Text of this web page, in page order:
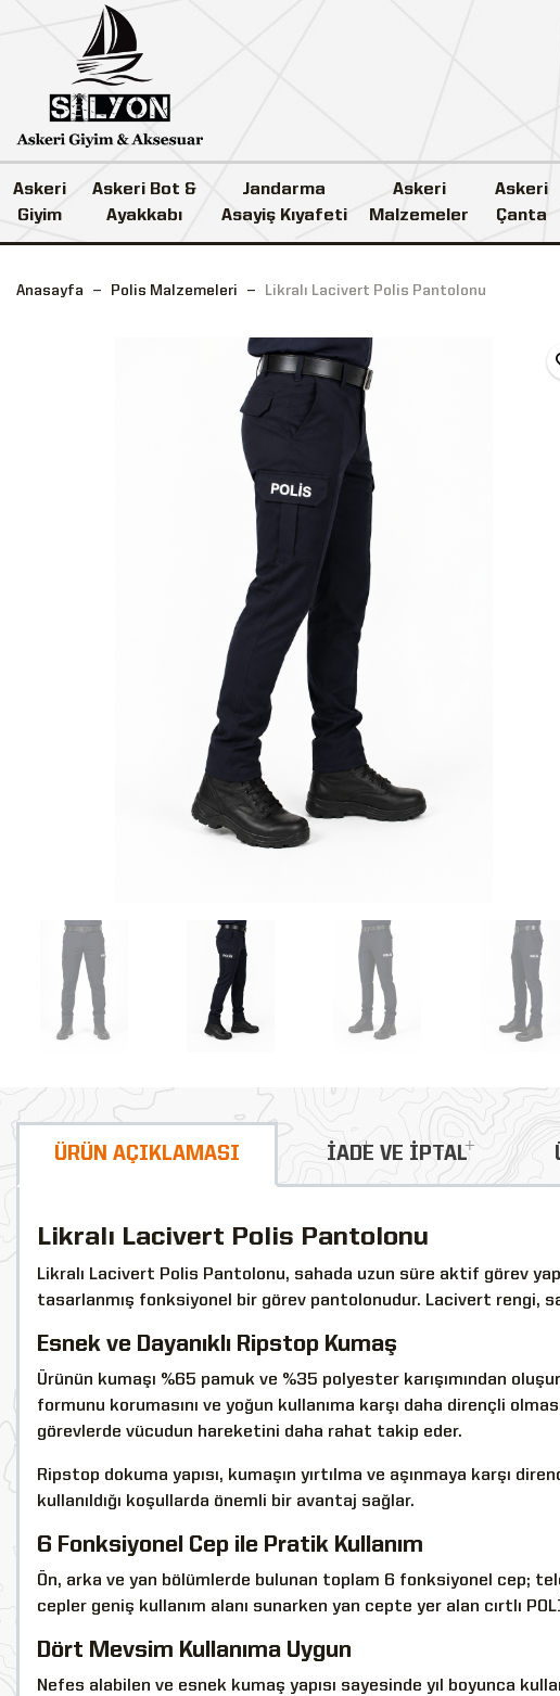
Askeri
Giyim
Askeri Bot &
Ayakkabı
Jandarma
Asayiş Kıyafeti
Askeri
Malzemeler
Askeri
Çanta
Anasayfa Polis Malzemeleri Likralı Lacivert Polis Pantolonu
ÜRÜN AÇIKLAMASI İADE VE İPTAL
Likralı Lacivert Polis Pantolonu
Likralı Lacivert Polis Pantolonu, sahada uzun süre aktif görev
tasarlanmış fonksiyonel bir görev pantolonudur. Lacivert rengi,
Esnek ve Dayanıklı Ripstop Kumaş
Ürünün kumaşı %65 pamuk ve %35 polyester karışımından
formunu korumasını ve yoğun kullanıma karşı daha dirençli
görevlerde vücudun hareketini daha rahat takip eder.
Ripstop dokuma yapısı, kumaşın yırtılma ve aşınmaya karşı
kullanıldığı koşullarda önemli bir avantaj sağlar.
6 Fonksiyonel Cep ile Pratik Kullanım
Ön, arka ve yan bölümlerde bulunan toplam 6 fonksiyonel cep;
cepler geniş kullanım alanı sunarken yan cepte yer alan cırtlı
Dört Mevsim Kullanıma Uygun
Nefes alabilen ve esnek kumaş yapısı sayesinde yıl boyunca